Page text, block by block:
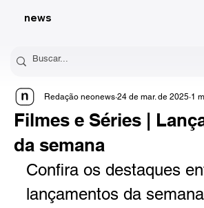
news
Filmes e Séries |
da semana
Redação neonews 24 de mar. de 2025 1
Confira os destaques
lançamentos da